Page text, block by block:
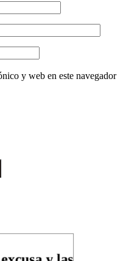
y web en este navegador